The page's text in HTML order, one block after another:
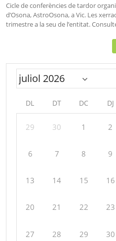
Cicle de conferències de tardor
d’Osona, AstroOsona, a Vic. Les
trimestre a la seu de l’entitat.
DL DT DC DJ
29 30 1 2
6 7 8 9
13 14 15 16
20 21 22 23
27 28 29 30